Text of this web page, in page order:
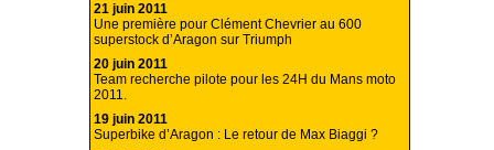
21 juin 2011
Une première pour Clément Chevrier au 600
superstock d’Aragon sur Triumph
20 juin 2011
Team recherche pilote pour les 24H du Mans moto
2011.
19 juin 2011
Superbike d’Aragon : Le retour de Max Biaggi ?